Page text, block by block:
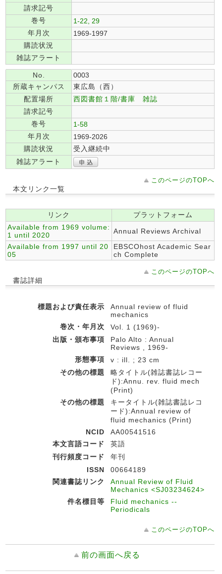
請求記号
巻号
1-22, 29
年月次
1969-1997
購読状況
雑誌アラート
No.
0003
所蔵キャンパス
東広島（西）
配置場所
西図書館１階/書庫 雑誌
請求記号
巻号
1-58
年月次
1969-2026
購読状況
受入継続中
雑誌アラート
このページのTOPへ
本文リンク一覧
リンク
プラットフォーム
Available from 1969 volume:
1 until 2020
Annual Reviews Archival
Available from 1997 until 20
05
EBSCOhost Academic Sear
ch Complete
このページのTOPへ
書誌詳細
標題および責任表示
Annual review of fluid
mechanics
巻次・年月次
Vol. 1 (1969)-
出版・頒布事項
Palo Alto : Annual
Reviews , 1969-
形態事項
v : ill. ; 23 cm
その他の標題
略タイトル(雑誌書誌レコー
ド):Annu. rev. fluid mech
(Print)
その他の標題
キータイトル(雑誌書誌レコ
ード):Annual review of
fluid mechanics (Print)
NCID
AA00541516
本文言語コード
英語
刊行頻度コード
年刊
ISSN
00664189
関連書誌リンク
Annual Review of Fluid
Mechanics <SJ03234624>
件名標目等
Fluid mechanics --
Periodicals
このページのTOPへ
前の画面へ戻る